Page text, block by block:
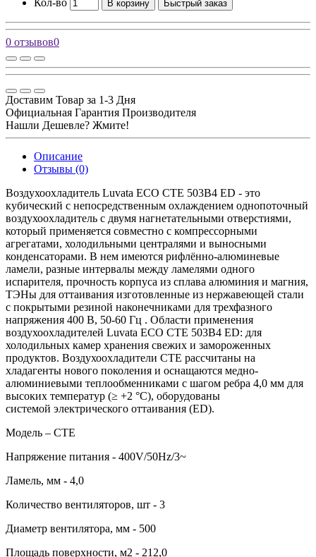
В корзину Быстрый заказ
0 отзывов0
Доставим Товар за 1-3 Дня
Официальная Гарантия Производителя
Нашли Дешевле? Жмите!
Описание
Отзывы (0)
Воздухоохладитель Luvata ECO CTE 503B4 ED - это
кубический с непосредственным охлаждением однопоточный
воздухоохладитель с двумя нагнетательными отверстиями,
который применяется совместно с компрессорными
агрегатами, холодильными централями и выносными
конденсаторами. В нем имеются рифлённо-алюминевые
ламели, разные интервалы между ламелями одного
испарителя, прочность корпуса из сплава алюминия и магния,
ТЭНы для оттаивания изготовленные из нержавеющей стали
c покрытыми резиной наконечниками для трехфазного
напряжения 400 В, 50-60 Гц . Области применения
воздухоохладителей Luvata ECO CTE 503B4 ED: для
холодильных камер хранения свежих и замороженных
продуктов. Воздухоохладители CTE рассчитаны на
хладагенты нового поколения и оснащаются медно-
алюминиевыми теплообменниками с шагом ребра 4,0 мм для
высоких температур (≥ +2 °C), оборудованы
системой электрического оттаивания (ED).
Модель – CTE
Напряжение питания - 400V/50Hz/3~
Ламель, мм - 4,0
Количество вентиляторов, шт - 3
Диаметр вентилятора, мм - 500
Площадь поверхности, м2 - 212,0